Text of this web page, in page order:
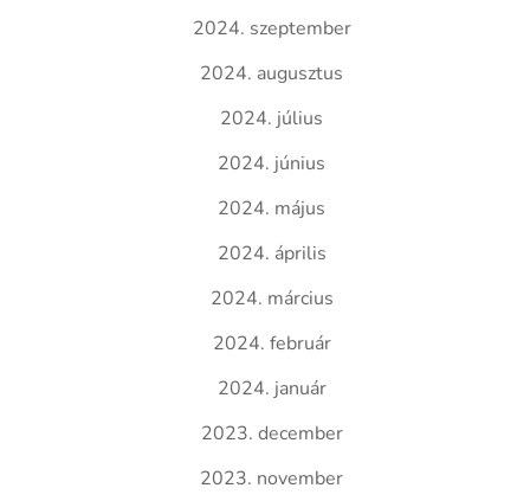
2024. szeptember
2024. augusztus
2024. július
2024. június
2024. május
2024. április
2024. március
2024. február
2024. január
2023. december
2023. november